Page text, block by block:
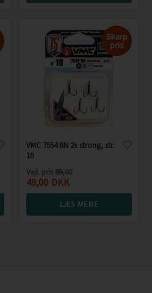
Skarp
pris
VMC 7554 BN 2x strong, str.
10
Vejl. pris 99,00
49,00 DKK
LÆS MERE